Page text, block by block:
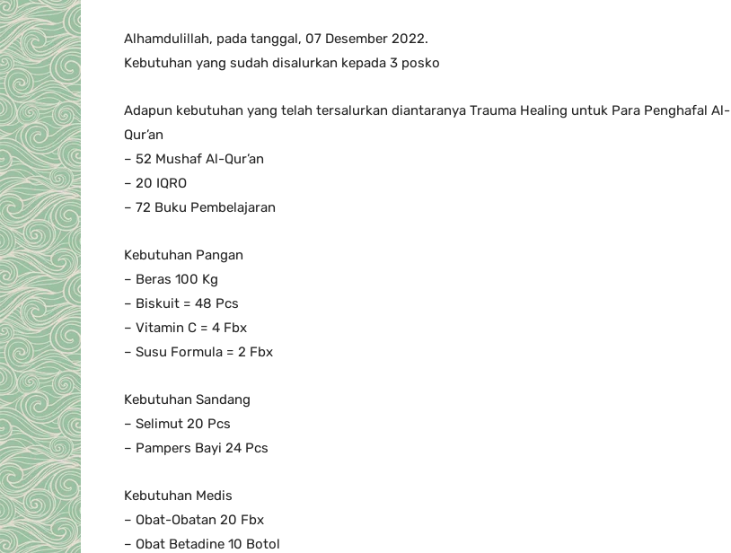
Alhamdulillah, pada tanggal, 07 Desember 2022.
Kebutuhan yang sudah disalurkan kepada 3 posko
Adapun kebutuhan yang telah tersalurkan diantaranya Trauma Healing untuk Para Penghafal Al-
Qur’an
– 52 Mushaf Al-Qur’an
– 20 IQRO
– 72 Buku Pembelajaran
Kebutuhan Pangan
– Beras 100 Kg
– Biskuit = 48 Pcs
– Vitamin C = 4 Fbx
– Susu Formula = 2 Fbx
Kebutuhan Sandang
– Selimut 20 Pcs
– Pampers Bayi 24 Pcs
Kebutuhan Medis
– Obat-Obatan 20 Fbx
– Obat Betadine 10 Botol